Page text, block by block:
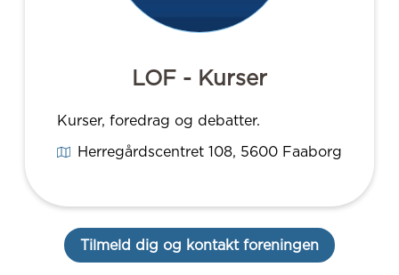
LOF - Kurser
Kurser, foredrag og debatter.
Herregårdscentret 108, 5600 Faaborg
Tilmeld dig og kontakt foreningen